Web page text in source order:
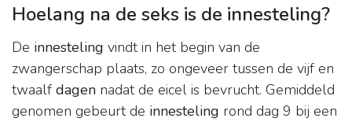
Hoelang na de seks is de innesteling?
De innesteling vindt in het begin van de
zwangerschap plaats, zo ongeveer tussen de vijf en
twaalf dagen nadat de eicel is bevrucht. Gemiddeld
genomen gebeurt de innesteling rond dag 9 bij een